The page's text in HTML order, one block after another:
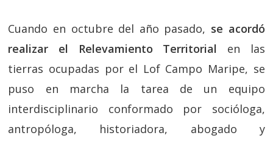
Cuando en octubre del año pasado, se acordó
realizar el Relevamiento Territorial en las
tierras ocupadas por el Lof Campo Maripe, se
puso en marcha la tarea de un equipo
interdisciplinario conformado por socióloga,
antropóloga, historiadora, abogado y